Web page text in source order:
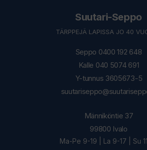
Suutari-Seppo
TÄRPPEJÄ LAPISSA JO 40
Seppo 0400 192 648
Kalle 040 5074 691
Y-tunnus 3605673-5
Männiköntie 37
99800 Ivalo
Ma-Pe 9-19 | La 9-17 | Su